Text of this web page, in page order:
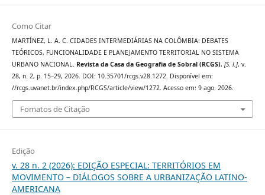
Como Citar
MARTÍNEZ, L. A. C. CIDADES INTERMEDIÁRIAS NA COLÔMBIA: DEBATES
TEÓRICOS, FUNCIONALIDADE E PLANEJAMENTO TERRITORIAL NO SISTEMA
URBANO NACIONAL. Revista da Casa da Geografia de Sobral (RCGS), [S. l.], v.
28, n. 2, p. 15–29, 2026. DOI: 10.35701/rcgs.v28.1272. Disponível em:
//rcgs.uvanet.br/index.php/RCGS/article/view/1272. Acesso em: 9 ago. 2026.
Fomatos de Citação
Edição
v. 28 n. 2 (2026): EDIÇÃO ESPECIAL: TERRITÓRIOS EM
MOVIMENTO – DIÁLOGOS SOBRE A URBANIZAÇÃO LATINO-
AMERICANA